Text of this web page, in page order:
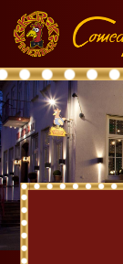
Hauptnavigation
Inhalt
Fußnavigation
K
a